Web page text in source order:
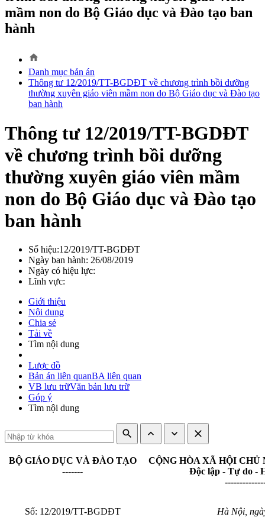
mầm non do Bộ Giáo dục và Đào tạo ban
hành
home
Danh mục bản án
Thông tư 12/2019/TT-BGDĐT về chương trình bồi dưỡng
thường xuyên giáo viên mầm non do Bộ Giáo dục và Đào tạo
ban hành
Thông tư 12/2019/TT-BGDĐT
về chương trình bồi dưỡng
thường xuyên giáo viên mầm
non do Bộ Giáo dục và Đào tạo
ban hành
Số hiệu:12/2019/TT-BGDĐT
Ngày ban hành: 26/08/2019
Ngày có hiệu lực:
Lĩnh vực:
Giới thiệu
Nội dung
Chia sẻ
Tải về
Tìm nội dung
Lược đồ
Bản án liên quanBA liên quan
VB lưu trữVăn bản lưu trữ
Góp ý
Tìm nội dung
search expand_less expand_more close
BỘ GIÁO DỤC VÀ ĐÀO TẠO
-------
CỘNG HÒA XÃ HỘI
Độc lập - Tự do -
Số: 12/2019/TT-BGDĐT Hà Nội ,